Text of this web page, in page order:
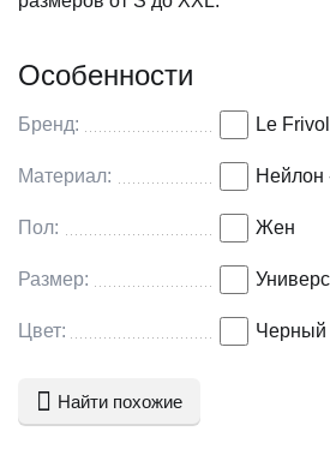
Особенности
Бренд: Le
Материал: Нейлон
Пол: Жен
Размер:
Цвет: Черный
Найти похожие